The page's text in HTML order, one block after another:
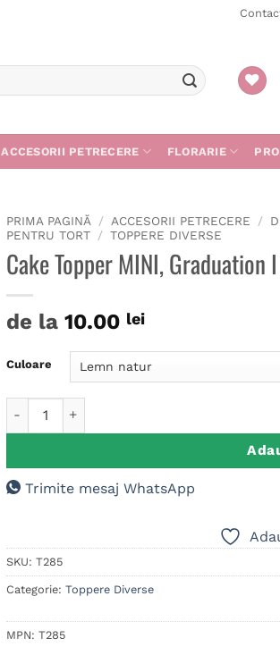
ACCESORII PETRECERE FLORARIE
PRIMA PAGINĂ / ACCESORII PETRECERE /
PENTRU TORT / TOPPERE DIVERSE
Cake Topper MINI, Graduation
de la 10.00 lei
Culoare
Trimite mesaj WhatsApp
SKU: T285
Categorie: Toppere Diverse
MPN: T285